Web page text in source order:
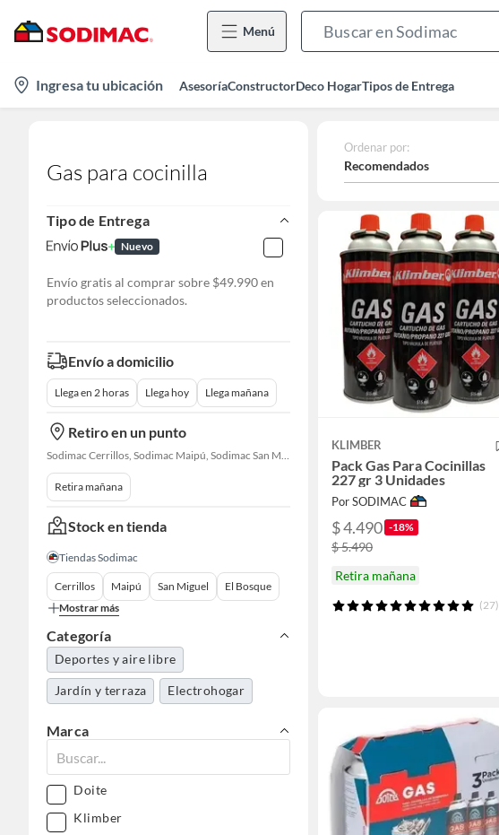
Menú
location-
icon
Ingresa tu ubicación AsesoríaConstructorDeco HogarTipos de Entrega
Gas para cocinilla
Tipo de Entrega
Nuevo
Envío gratis al comprar sobre $49.990 en
productos seleccionados.
Envío a domicilio
Llega en 2 horas Llega hoy Llega mañana
Retiro en un punto
Sodimac Cerrillos, Sodimac Maipú, Sodimac San Miguel, Sodimac El Bosque, Sodimac San Bernardo, Constructor Cantagallo, Sodimac Talagante, Sodimac San Fernando
Retira mañana
Stock en tienda
Tiendas Sodimac
Cerrillos Maipú San Miguel
El Bosque
Mostrar más
Categoría
Deportes y aire libre
Jardín y terraza Electrohogar
Marca
Doite
Klimber
Ordenar por:
Recomendados
KLIMBER
Pack Gas Para Cocinillas
227 gr 3 Unidades
Por SODIMAC
$ 4.490 -18%
$ 5.490
Retira mañana
(27)